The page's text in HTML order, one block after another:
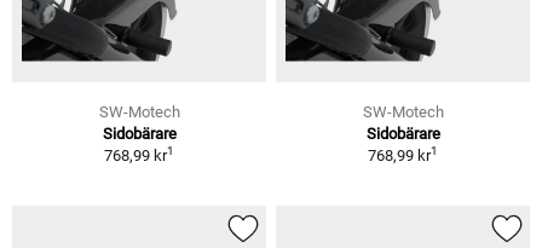
SW-Motech
Sidobärare
768,99 kr1
SW-Motech
Sidobärare
768,99 kr1